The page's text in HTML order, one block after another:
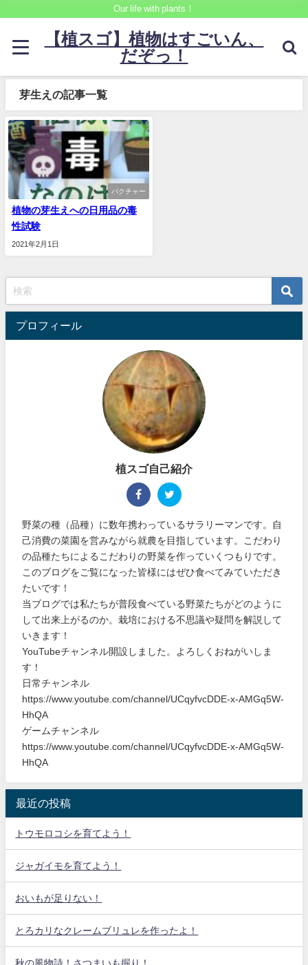
Our life with plants！
【植スゴ】植物はすごいん、
だぞっ！
芽生えの記事一覧
バクチャー
植物の芽生えへの日用品の毒
性試験
2021年2月1日
プロフィール
植スゴ自己紹介
野菜の種（品種）に数年携わっているサラリーマンです。自
己消費の菜園を営みながら就農を目指しています。こだわり
の品種たちによるこだわりの野菜を作っていくつもりです。
このブログをご覧になった皆様にはぜひ食べてみていただき
たいです！
当ブログでは私たちが普段食べている野菜たちがどのように
して出来上がるのか。栽培における不思議や疑問を解説して
いきます！
YouTubeチャンネル開設しました。よろしくおねがいしま
す！
日常チャンネル
https://www.youtube.com/channel/UCqyfvcDDE-x-AMGq5W-
HhQA
ゲームチャンネル
https://www.youtube.com/channel/UCqyfvcDDE-x-AMGq5W-
HhQA
最近の投稿
トウモロコシを育てよう！
ジャガイモを育てよう！
おいもが足りない！
とろカリなクレームブリュレを作ったよ！
秋の風物詩！さつまいも掘り！